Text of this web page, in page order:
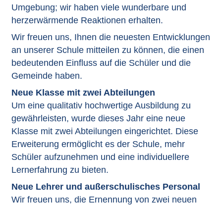
Umgebung; wir haben viele wunderbare und
herzerwärmende Reaktionen erhalten.
Wir freuen uns, Ihnen die neuesten Entwicklungen
an unserer Schule mitteilen zu können, die einen
bedeutenden Einfluss auf die Schüler und die
Gemeinde haben.
Neue Klasse mit zwei Abteilungen
Um eine qualitativ hochwertige Ausbildung zu
gewährleisten, wurde dieses Jahr eine neue
Klasse mit zwei Abteilungen eingerichtet. Diese
Erweiterung ermöglicht es der Schule, mehr
Schüler aufzunehmen und eine individuellere
Lernerfahrung zu bieten.
Neue Lehrer und außerschulisches Personal
Wir freuen uns, die Ernennung von zwei neuen